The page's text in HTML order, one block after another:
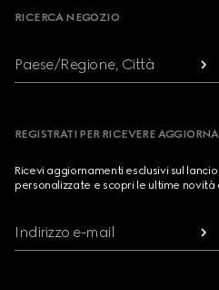
RICERCA NEGOZIO
Paese/Regione, Città
REGISTRATI PER RICEVERE
Ricevi aggiornamenti esclusivi sul
personalizzate e scopri le ultime novità
Indirizzo e-mail